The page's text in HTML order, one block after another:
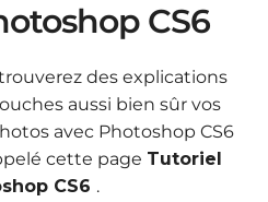
CS6
des explications
aussi bien sûr vos
avec Photoshop CS6
cette page Tutoriel
CS6 .